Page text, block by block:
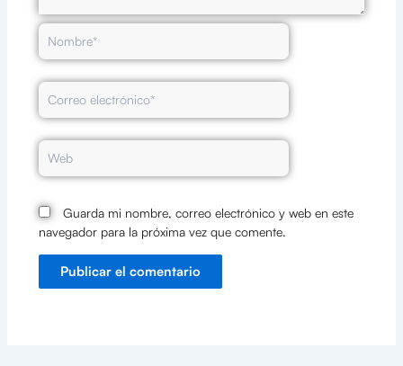
Nombre*
Correo
electrónico*
Web
Guarda mi nombre, correo electrónico y web en este
navegador para la próxima vez que comente.